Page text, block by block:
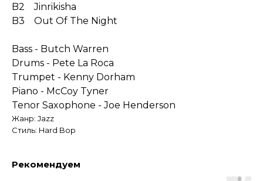
B2 Jinrikisha
B3 Out Of The Night
Bass - Butch Warren
Drums - Pete La Roca
Trumpet - Kenny Dorham
Piano - McCoy Tyner
Tenor Saxophone - Joe Henderson
Жанр: Jazz
Стиль: Hard Bop
Рекомендуем